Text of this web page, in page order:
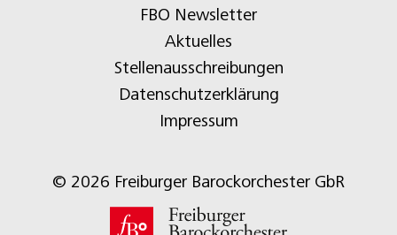
FBO Newsletter
Aktuelles
Stellenausschreibungen
Datenschutzerklärung
Impressum
© 2026 Freiburger Barockorchester GbR